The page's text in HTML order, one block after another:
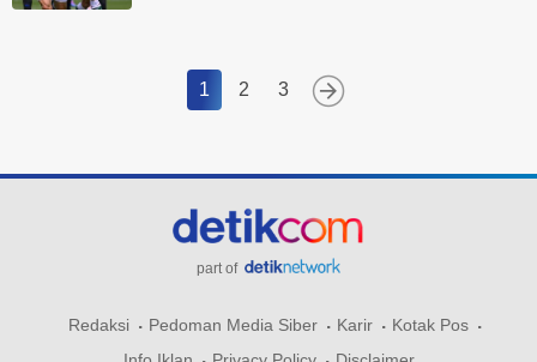
1 2 3
part of
Redaksi Pedoman Media Siber Karir
Kotak Pos